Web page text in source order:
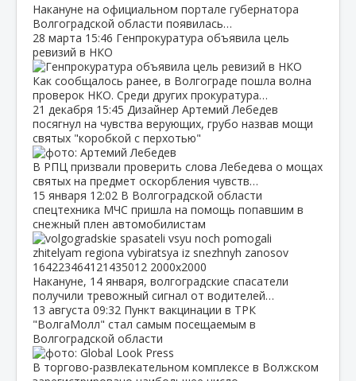
Накануне на официальном портале губернатора
Волгоградской области появилась…
28 марта 15:46 Генпрокуратура объявила цель
ревизий в НКО
Как сообщалось ранее, в Волгограде пошла волна
проверок НКО. Среди других прокуратура…
21 декабря 15:45 Дизайнер Артемий Лебедев
посягнул на чувства верующих, грубо назвав мощи
святых "коробкой с перхотью"
В РПЦ призвали проверить слова Лебедева о мощах
святых на предмет оскорбления чувств…
15 января 12:02 В Волгоградской области
спецтехника МЧС пришла на помощь попавшим в
снежный плен автомобилистам
Накануне, 14 января, волгоградские спасатели
получили тревожный сигнал от водителей…
13 августа 09:32 Пункт вакцинации в ТРК
"ВолгаМолл" стал самым посещаемым в
Волгоградской области
В торгово-развлекательном комплексе в Волжском